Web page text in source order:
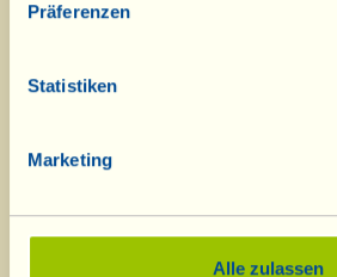
Präferenzen
Statistiken
Marketing
Alle zulassen